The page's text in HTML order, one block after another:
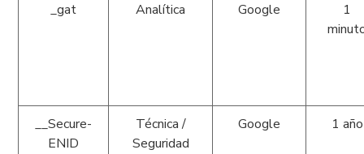
_gat Analítica Google
1
__Secure-
ENID
Técnica /
Seguridad
Google 1 año